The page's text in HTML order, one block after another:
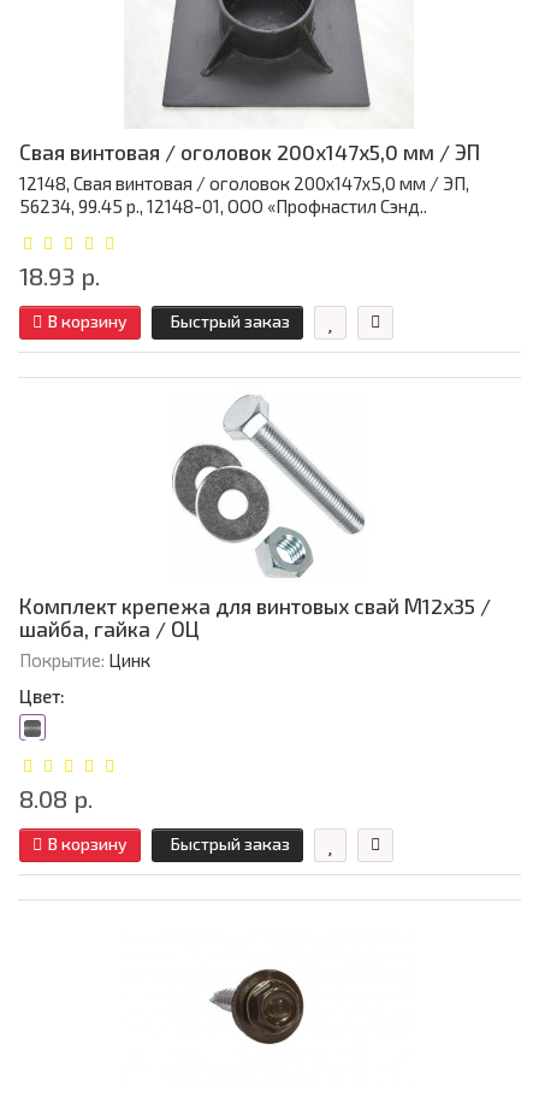
Свая винтовая / оголовок 200x147x5,0 мм / ЭП
12148, Свая винтовая / оголовок 200x147x5,0 мм / ЭП,
56234, 99.45 р., 12148-01, ООО «Профнастил Сэнд..
18.93 р.
В корзину Быстрый заказ
Комплект крепежа для винтовых свай М12х35 /
шайба, гайка / ОЦ
Покрытие: Цинк
Цвет:
8.08 р.
В корзину Быстрый заказ